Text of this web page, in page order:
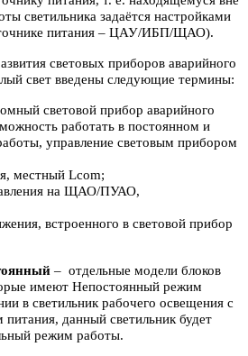
светильника задаётся настройками
питания – ЦАУ/ИБП/ЩАО).
световых приборов аварийного
свет введены следующие термины:
световой прибор аварийного
работать в постоянном и
управление световым прибором
местный Lcom;
на ЩАО/ПУАО,
встроенного в световой прибор
– отдельные модели блоков
имеют Непостоянный режим
в светильник рабочего освещения с
данный светильник будет
режим работы.